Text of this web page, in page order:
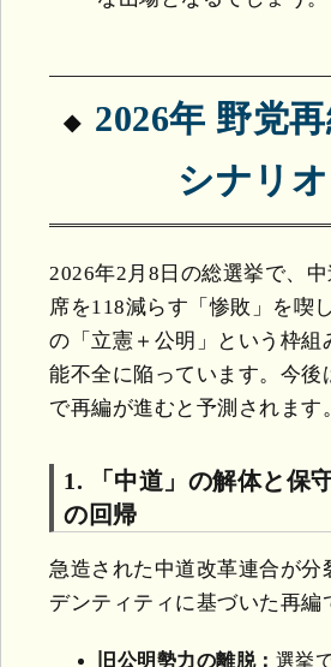
2026年 野党
シナリオ
2026年2月8日の総選挙で、
席を118減らす「惨敗」を喫
の「立憲＋公明」という枠組
能不全に陥っています。今後
で再編が進むと予測されます。
1. 「中道」の解体と保
の回帰
急造された中道改革連合が分
デンティティに基づいた再編
旧公明勢力の離脱： 選挙